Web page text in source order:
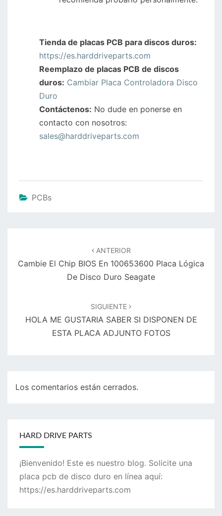
Tienda de placas PCB para discos duros:
https://es.harddriveparts.com
Reemplazo de placas PCB de discos
duros: Cambiar Placa Controladora Disco
Duro
Contáctenos: No dude en ponerse en
contacto con nosotros:
sales@harddriveparts.com
PCBs
entradas
ANTERIOR
Cambie El Chip BIOS En 100653600 Placa Lógica
De Disco Duro Seagate
SIGUIENTE
HOLA ME GUSTARIA SABER SI DISPONEN DE
ESTA PLACA ADJUNTO FOTOS
Los comentarios están cerrados.
HARD DRIVE PARTS
¡Bienvenido! Este es nuestro blog. Solicite una
placa pcb de disco duro en línea aquí:
https://es.harddriveparts.com